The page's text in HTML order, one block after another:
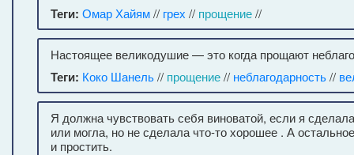
Теги: Омар Хайям// грех // прощение//
Настоящее великодушие — это когда прощают
Теги: Коко Шанель// прощение// неблагодарность//
Я должна чувствовать себя виноватой, если я
или могла, но не сделала что-то хорошее . А
и простить.